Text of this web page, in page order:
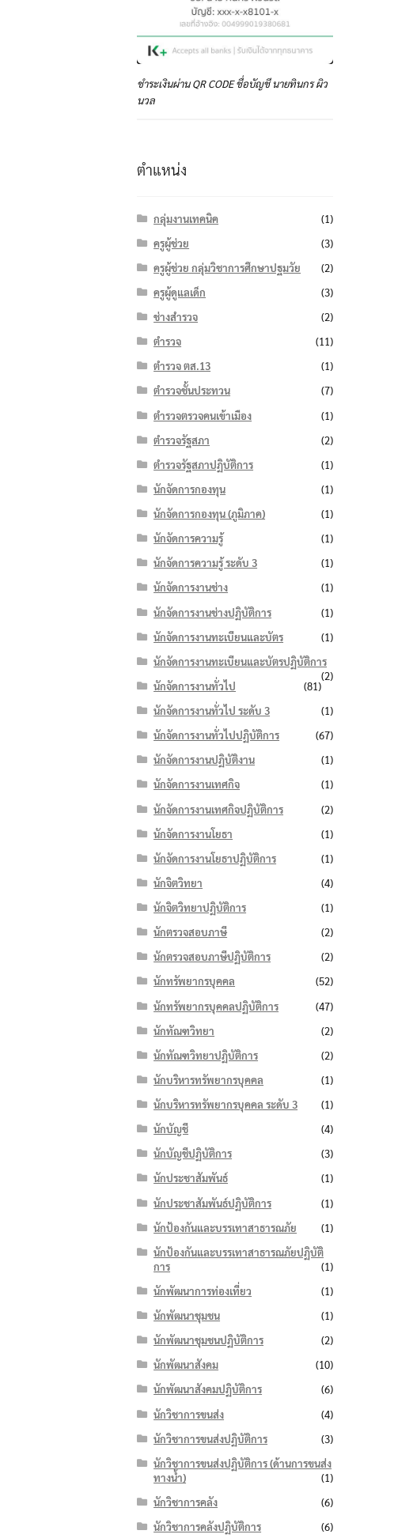
ชำระเงินผ่าน QR CODE ชื่อบัญชี นายทินกร ผิว
นวล
ตำแหน่ง
กลุ่มงานเทคนิค
(1)
ครูผู้ช่วย
(3)
ครูผู้ช่วย กลุ่มวิชาการศึกษาปฐมวัย
(2)
ครูผู้ดูแลเด็ก
(3)
ช่างสำรวจ
(2)
ตำรวจ
(11)
ตำรวจ ตส.13
(1)
ตำรวจชั้นประทวน
(7)
ตำรวจตรวจคนเข้าเมือง
(1)
ตำรวจรัฐสภา
(2)
ตำรวจรัฐสภาปฏิบัติการ
(1)
นักจัดการกองทุน
(1)
นักจัดการกองทุน (ภูมิภาค)
(1)
นักจัดการความรู้
(1)
นักจัดการความรู้ ระดับ 3
(1)
นักจัดการงานช่าง
(1)
นักจัดการงานช่างปฏิบัติการ
(1)
นักจัดการงานทะเบียนและบัตร
(1)
นักจัดการงานทะเบียนและบัตรปฏิบัติการ
(2)
นักจัดการงานทั่วไป
(81)
นักจัดการงานทั่วไป ระดับ 3
(1)
นักจัดการงานทั่วไปปฏิบัติการ
(67)
นักจัดการงานปฏิบัติงาน
(1)
นักจัดการงานเทศกิจ
(1)
นักจัดการงานเทศกิจปฏิบัติการ
(2)
นักจัดการงานโยธา
(1)
นักจัดการงานโยธาปฏิบัติการ
(1)
นักจิตวิทยา
(4)
นักจิตวิทยาปฏิบัติการ
(1)
นักตรวจสอบภาษี
(2)
นักตรวจสอบภาษีปฏิบัติการ
(2)
นักทรัพยากรบุคคล
(52)
นักทรัพยากรบุคคลปฏิบัติการ
(47)
นักทัณฑวิทยา
(2)
นักทัณฑวิทยาปฏิบัติการ
(2)
นักบริหารทรัพยากรบุคคล
(1)
นักบริหารทรัพยากรบุคคล ระดับ 3
(1)
นักบัญชี
(4)
นักบัญชีปฏิบัติการ
(3)
นักประชาสัมพันธ์
(1)
นักประชาสัมพันธ์ปฏิบัติการ
(1)
นักป้องกันและบรรเทาสาธารณภัย
(1)
นักป้องกันและบรรเทาสาธารณภัยปฏิบัติ
การ
(1)
นักพัฒนาการท่องเที่ยว
(1)
นักพัฒนาชุมชน
(1)
นักพัฒนาชุมชนปฏิบัติการ
(2)
นักพัฒนาสังคม
(10)
นักพัฒนาสังคมปฏิบัติการ
(6)
นักวิชาการขนส่ง
(4)
นักวิชาการขนส่งปฏิบัติการ
(3)
นักวิชาการขนส่งปฏิบัติการ (ด้านการขนส่ง
ทางน้ำ)
(1)
นักวิชาการคลัง
(6)
นักวิชาการคลังปฏิบัติการ
(6)